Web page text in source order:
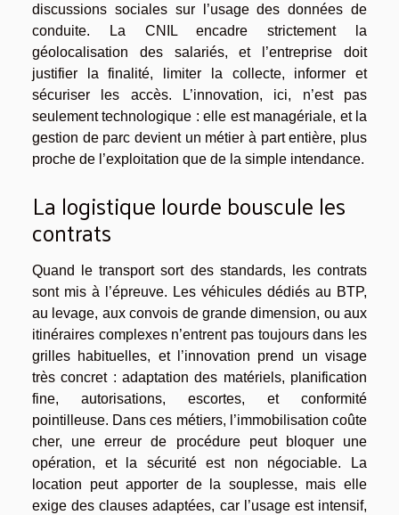
discussions sociales sur l’usage des données de
conduite. La CNIL encadre strictement la
géolocalisation des salariés, et l’entreprise doit
justifier la finalité, limiter la collecte, informer et
sécuriser les accès. L’innovation, ici, n’est pas
seulement technologique : elle est managériale, et la
gestion de parc devient un métier à part entière, plus
proche de l’exploitation que de la simple intendance.
La logistique lourde bouscule les
contrats
Quand le transport sort des standards, les contrats
sont mis à l’épreuve. Les véhicules dédiés au BTP,
au levage, aux convois de grande dimension, ou aux
itinéraires complexes n’entrent pas toujours dans les
grilles habituelles, et l’innovation prend un visage
très concret : adaptation des matériels, planification
fine, autorisations, escortes, et conformité
pointilleuse. Dans ces métiers, l’immobilisation coûte
cher, une erreur de procédure peut bloquer une
opération, et la sécurité est non négociable. La
location peut apporter de la souplesse, mais elle
exige des clauses adaptées, car l’usage est intensif,